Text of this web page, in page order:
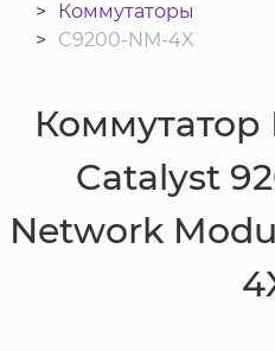
Коммутаторы
C9200-NM-4X
Коммутатор
Catalyst
Network